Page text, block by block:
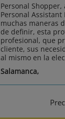
Personal
Personal
muchas maneras
de definir, esta
profesional, que
cliente, sus
al mismo en la
Salamanca,